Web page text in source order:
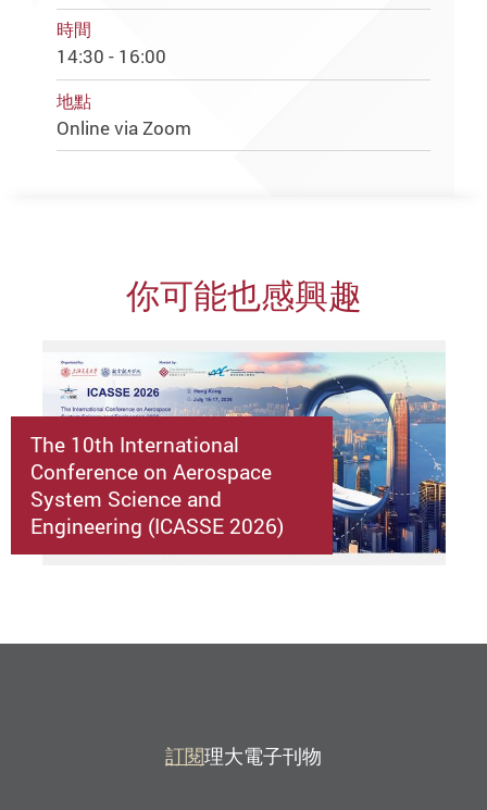
時間
14:30 - 16:00
地點
Online via Zoom
你可能也感興趣
The 10th International
Conference on Aerospace
System Science and
Engineering (ICASSE 2026)
訂閱理大電子刊物